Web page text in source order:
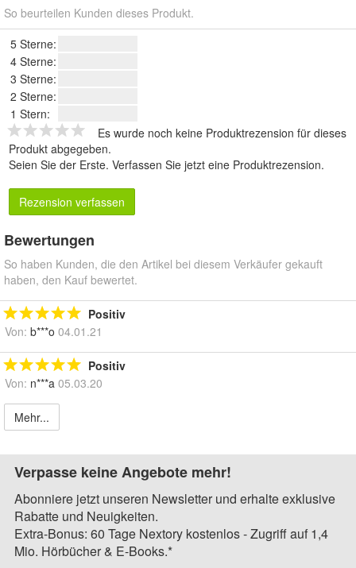
So beurteilen Kunden dieses Produkt.
5 Sterne:
4 Sterne:
3 Sterne:
2 Sterne:
1 Stern:
Es wurde noch keine Produktrezension für dieses
Produkt abgegeben.
Seien Sie der Erste. Verfassen Sie jetzt eine Produktrezension.
Rezension verfassen
Bewertungen
So haben Kunden, die den Artikel bei diesem Verkäufer gekauft
haben, den Kauf bewertet.
Positiv
Von: b***o 04.01.21
Positiv
Von: n***a 05.03.20
Mehr...
Verpasse keine Angebote mehr!
Abonniere jetzt unseren Newsletter und erhalte exklusive
Rabatte und Neuigkeiten.
Extra-Bonus: 60 Tage Nextory kostenlos - Zugriff auf 1,4
Mio. Hörbücher & E-Books.*